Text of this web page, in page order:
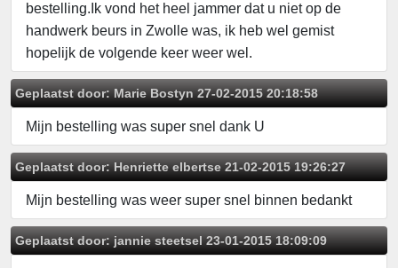
bestelling.Ik vond het heel jammer dat u niet op de
handwerk beurs in Zwolle was, ik heb wel gemist
hopelijk de volgende keer weer wel.
Geplaatst door:Marie Bostyn 27-02-2015 20:18:58
Mijn bestelling was super snel dank U
Geplaatst door:Henriette elbertse 21-02-2015 19:26:27
Mijn bestelling was weer super snel binnen bedankt
Geplaatst door:jannie steetsel 23-01-2015 18:09:09